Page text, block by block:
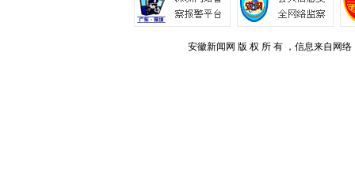
安徽新闻网 版 权 所 有 ，信息来自网